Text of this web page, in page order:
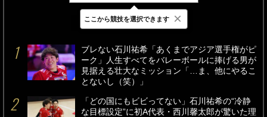
最新 24時間 週間
ブレない石川祐希「あくまでアジア選手権がピ
ーク」人生すべてをバレーボールに捧げる男が
見据える壮大なミッション「…ま、他にやるこ
とないし（笑）」
「どの国にもビビってない」石川祐希の“冷静
な目標設定”に初A代表・西川馨太郎が驚いた理
ここから競技を選択できます ×